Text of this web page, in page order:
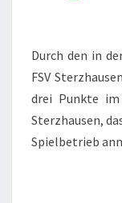
Durch den in
FSV
drei Punkte im
Sterzhausen,
Spielbetrieb